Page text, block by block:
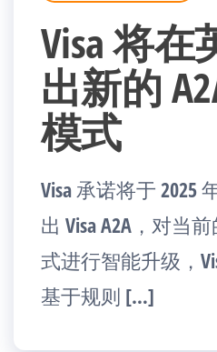
Visa 将在
出新的
模式
Visa 承诺将于 2025
出 Visa A2A，对当
式进行智能升级，
基于规则 […]